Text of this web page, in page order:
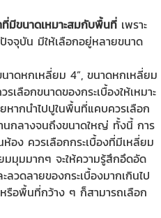
ที่มีขนาดเหมาะสมกับพื้นที่ เพราะ
จจุบัน มีให้เลือกอยู่หลายขนาด
นาดหกเหลี่ยม 4”, ขนาดหกเหลี่ยม
เลือกขนาดของกระเบื้องให้เหมาะ
ากนำไปปูในพื้นที่แคบควรเลือก
นกลางจนถึงขนาดใหญ่ ทั้งนี้ การ
ห้อง ควรเลือกกระเบื้องที่มีเหลี่ยม
มมุมมากๆ จะให้ความรู้สึกอึดอัด
วดลายของกระเบื้องมากเกินไป
รือพื้นที่กว้าง ๆ ก็สามารถเลือก